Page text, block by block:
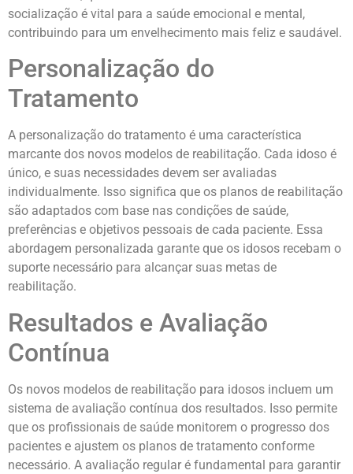
socialização é vital para a saúde emocional e mental,
contribuindo para um envelhecimento mais feliz e saudável.
Personalização do
Tratamento
A personalização do tratamento é uma característica
marcante dos novos modelos de reabilitação. Cada idoso é
único, e suas necessidades devem ser avaliadas
individualmente. Isso significa que os planos de reabilitação
são adaptados com base nas condições de saúde,
preferências e objetivos pessoais de cada paciente. Essa
abordagem personalizada garante que os idosos recebam o
suporte necessário para alcançar suas metas de
reabilitação.
Resultados e Avaliação
Contínua
Os novos modelos de reabilitação para idosos incluem um
sistema de avaliação contínua dos resultados. Isso permite
que os profissionais de saúde monitorem o progresso dos
pacientes e ajustem os planos de tratamento conforme
necessário. A avaliação regular é fundamental para garantir